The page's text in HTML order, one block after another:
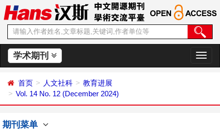
学术期刊
切
换
首页 人文社科
教育进展
Vol. 14 No. 12 (December 2024)
期刊菜单